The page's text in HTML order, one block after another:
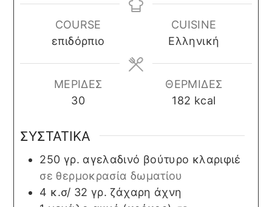
COURSE
επιδόρπιο
CUISINE
Ελληνική
ΜΕΡΙΔΕΣ
30
ΘΕΡΜΙΔΕΣ
182 kcal
ΣΥΣΤΑΤΙΚΑ
250 γρ. αγελαδινό βούτυρο κλαριφιέ
σε θερμοκρασία δωματίου
4 κ.σ/ 32 γρ. ζάχαρη άχνη